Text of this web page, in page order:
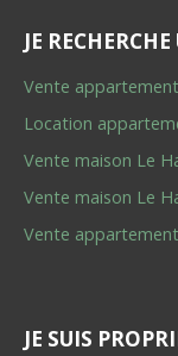
JE
Vente
Location
Vente maison Le
Vente maison Le
Vente
JE SUIS